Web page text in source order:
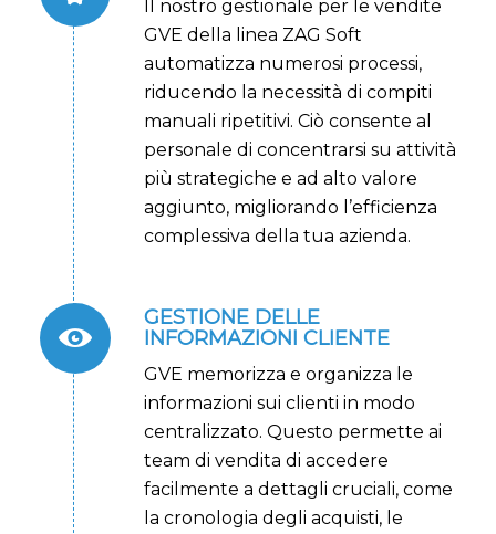
Il nostro gestionale per le vendite
GVE della linea ZAG Soft
automatizza numerosi processi,
riducendo la necessità di compiti
manuali ripetitivi. Ciò consente al
personale di concentrarsi su attività
più strategiche e ad alto valore
aggiunto, migliorando l’efficienza
complessiva della tua azienda.
GESTIONE DELLE
INFORMAZIONI CLIENTE
GVE memorizza e organizza le
informazioni sui clienti in modo
centralizzato. Questo permette ai
team di vendita di accedere
facilmente a dettagli cruciali, come
la cronologia degli acquisti, le